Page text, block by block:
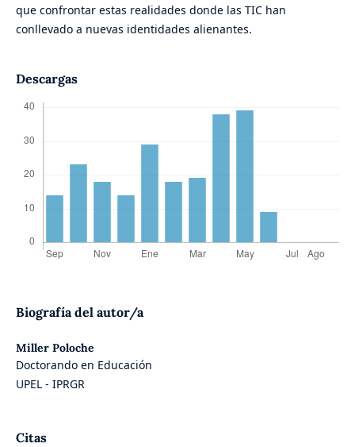
que confrontar estas realidades donde las TIC han
conllevado a nuevas identidades alienantes.
Descargas
Biografía del autor/a
Miller Poloche
Doctorando en Educación
UPEL - IPRGR
Citas